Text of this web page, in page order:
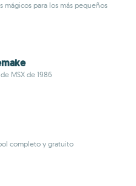
mágicos para los más pequeños
MSX de 1986
completo y gratuito